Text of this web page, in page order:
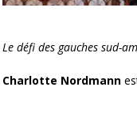
Le défi des gauches sud-
Charlotte Nordmann